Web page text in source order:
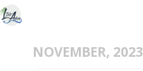
NOVEMBER, 2023